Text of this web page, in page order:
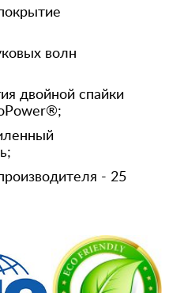
волн
двойной спайки
- 25